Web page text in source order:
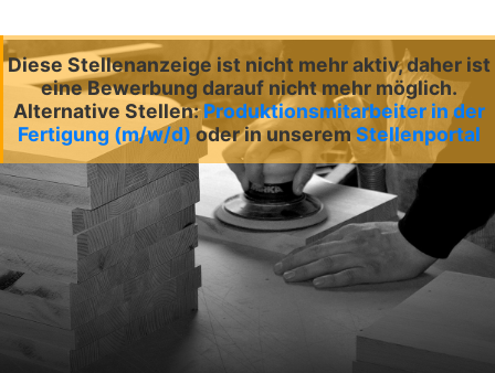
Diese Stellenanzeige ist nicht mehr aktiv, daher ist
eine Bewerbung darauf nicht mehr möglich.
Alternative Stellen:Produktionsmitarbeiter in der
Fertigung (m/w/d) oder in unserem Stellenportal